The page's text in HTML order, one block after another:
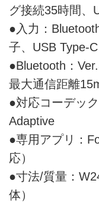
グ接続35時間、
●入力：
子、USB Type-
●Bluetooth：
最大通信距離
●対応コーデッ
Adaptive
●専用アプリ：
応）
●寸法/質量：
体）